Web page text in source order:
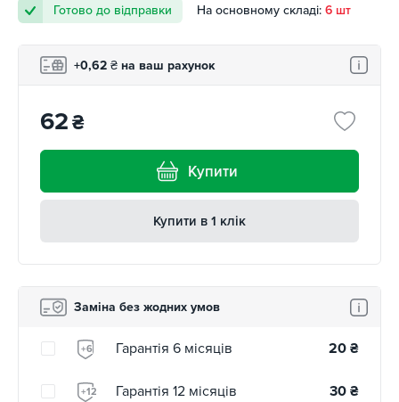
Готово до відправки На основному складі: 6 шт
+0,62 ₴ на ваш рахунок
62₴
Купити
Купити в 1 клік
Заміна без жодних умов
+6 Гарантія 6 місяців 20 ₴
+12 Гарантія 12 місяців 30 ₴